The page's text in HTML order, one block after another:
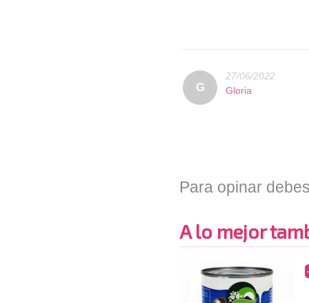
G
27/06/2022
Gloria
Para opinar
A lo mejor